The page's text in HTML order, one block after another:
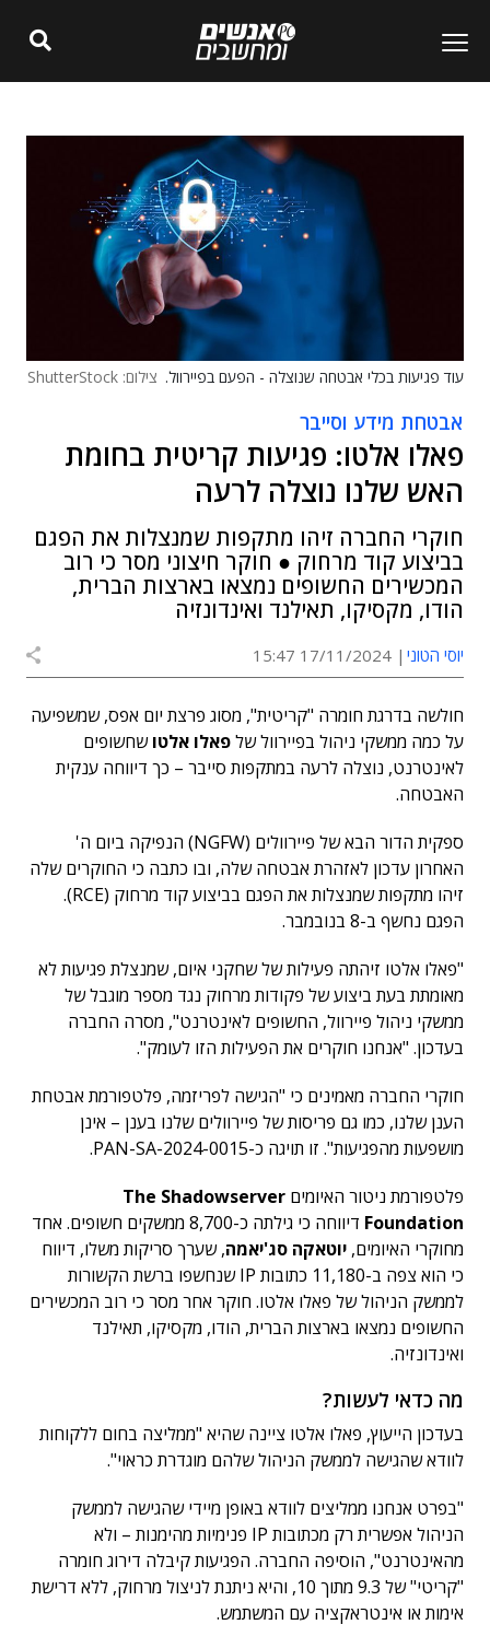
עוד פגיעות בכלי אבטחה שנוצלה - הפעם בפיירוול. צילום: ShutterStock
אבטחת מידע וסייבר
פאלו אלטו: פגיעות קריטית בחומת
האש שלנו נוצלה לרעה
חוקרי החברה זיהו מתקפות שמנצלות את הפגם
בביצוע קוד מרחוק ● חוקר חיצוני מסר כי רוב
המכשירים החשופים נמצאו בארצות הברית,
הודו, מקסיקו, תאילנד ואינדונזיה
יוסי הטוני 17/11/2024 15:47
חולשה בדרגת חומרה "קריטית", מסוג פרצת יום אפס, שמשפיעה
על כמה ממשקי ניהול בפיירוול שלפאלו אלטושחשופים
לאינטרנט, נוצלה לרעה במתקפות סייבר – כך דיווחה ענקית
האבטחה.
ספקית הדור הבא של פיירוולים (NGFW) הנפיקה ביום ה'
האחרון עדכון לאזהרת אבטחה שלה, ובו כתבה כי החוקרים שלה
זיהו מתקפות שמנצלות את הפגם בביצוע קוד מרחוק (RCE).
הפגם נחשף ב-8 בנובמבר.
"פאלו אלטו זיהתה פעילות של שחקני איום, שמנצלת פגיעות לא
מאומתת בעת ביצוע של פקודות מרחוק נגד מספר מוגבל של
ממשקי ניהול פיירוול, החשופים לאינטרנט", מסרה החברה
בעדכון. "אנחנו חוקרים את הפעילות הזו לעומק".
חוקרי החברה מאמינים כי "הגישה לפריזמה, פלטפורמת אבטחת
הענן שלנו, כמו גם פריסות של פיירוולים שלנו בענן – אינן
מושפעות מהפגיעות". זו תויגה כ-PAN-SA-2024-0015.
פלטפורמת ניטור האיומים The Shadowserver
Foundation
דיווחה כי גילתה כ-8,700 ממשקים חשופים. אחד
מחוקרי האיומים, יוטאקה סג'יאמה, שערך סריקות משלו, דיווח
כי הוא צפה ב-11,180 כתובות IP שנחשפו ברשת הקשורות
לממשק הניהול של פאלו אלטו. חוקר אחר מסר כי רוב המכשירים
החשופים נמצאו בארצות הברית, הודו, מקסיקו, תאילנד
ואינדונזיה.
מה כדאי לעשות?
בעדכון הייעוץ, פאלו אלטו ציינה שהיא "ממליצה בחום ללקוחות
לוודא שהגישה לממשק הניהול שלהם מוגדרת כראוי".
"בפרט אנחנו ממליצים לוודא באופן מיידי שהגישה לממשק
הניהול אפשרית רק מכתובות IP פנימיות מהימנות – ולא
מהאינטרנט", הוסיפה החברה. הפגיעות קיבלה דירוג חומרה
"קריטי" של 9.3 מתוך 10, והיא ניתנת לניצול מרחוק, ללא דרישת
אימות או אינטראקציה עם המשתמש.